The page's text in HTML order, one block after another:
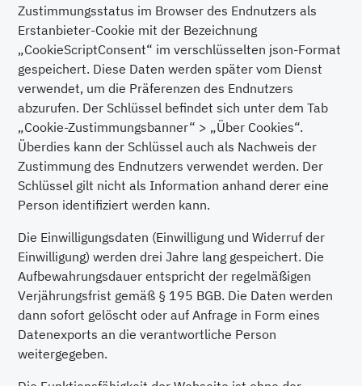
Zustimmungsstatus im Browser des Endnutzers als
Erstanbieter-Cookie mit der Bezeichnung
„CookieScriptConsent“ im verschlüsselten json-Format
gespeichert. Diese Daten werden später vom Dienst
verwendet, um die Präferenzen des Endnutzers
abzurufen. Der Schlüssel befindet sich unter dem Tab
„Cookie-Zustimmungsbanner“ > „Über Cookies“.
Überdies kann der Schlüssel auch als Nachweis der
Zustimmung des Endnutzers verwendet werden. Der
Schlüssel gilt nicht als Information anhand derer eine
Person identifiziert werden kann.
Die Einwilligungsdaten (Einwilligung und Widerruf der
Einwilligung) werden drei Jahre lang gespeichert. Die
Aufbewahrungsdauer entspricht der regelmäßigen
Verjährungsfrist gemäß § 195 BGB. Die Daten werden
dann sofort gelöscht oder auf Anfrage in Form eines
Datenexports an die verantwortliche Person
weitergegeben.